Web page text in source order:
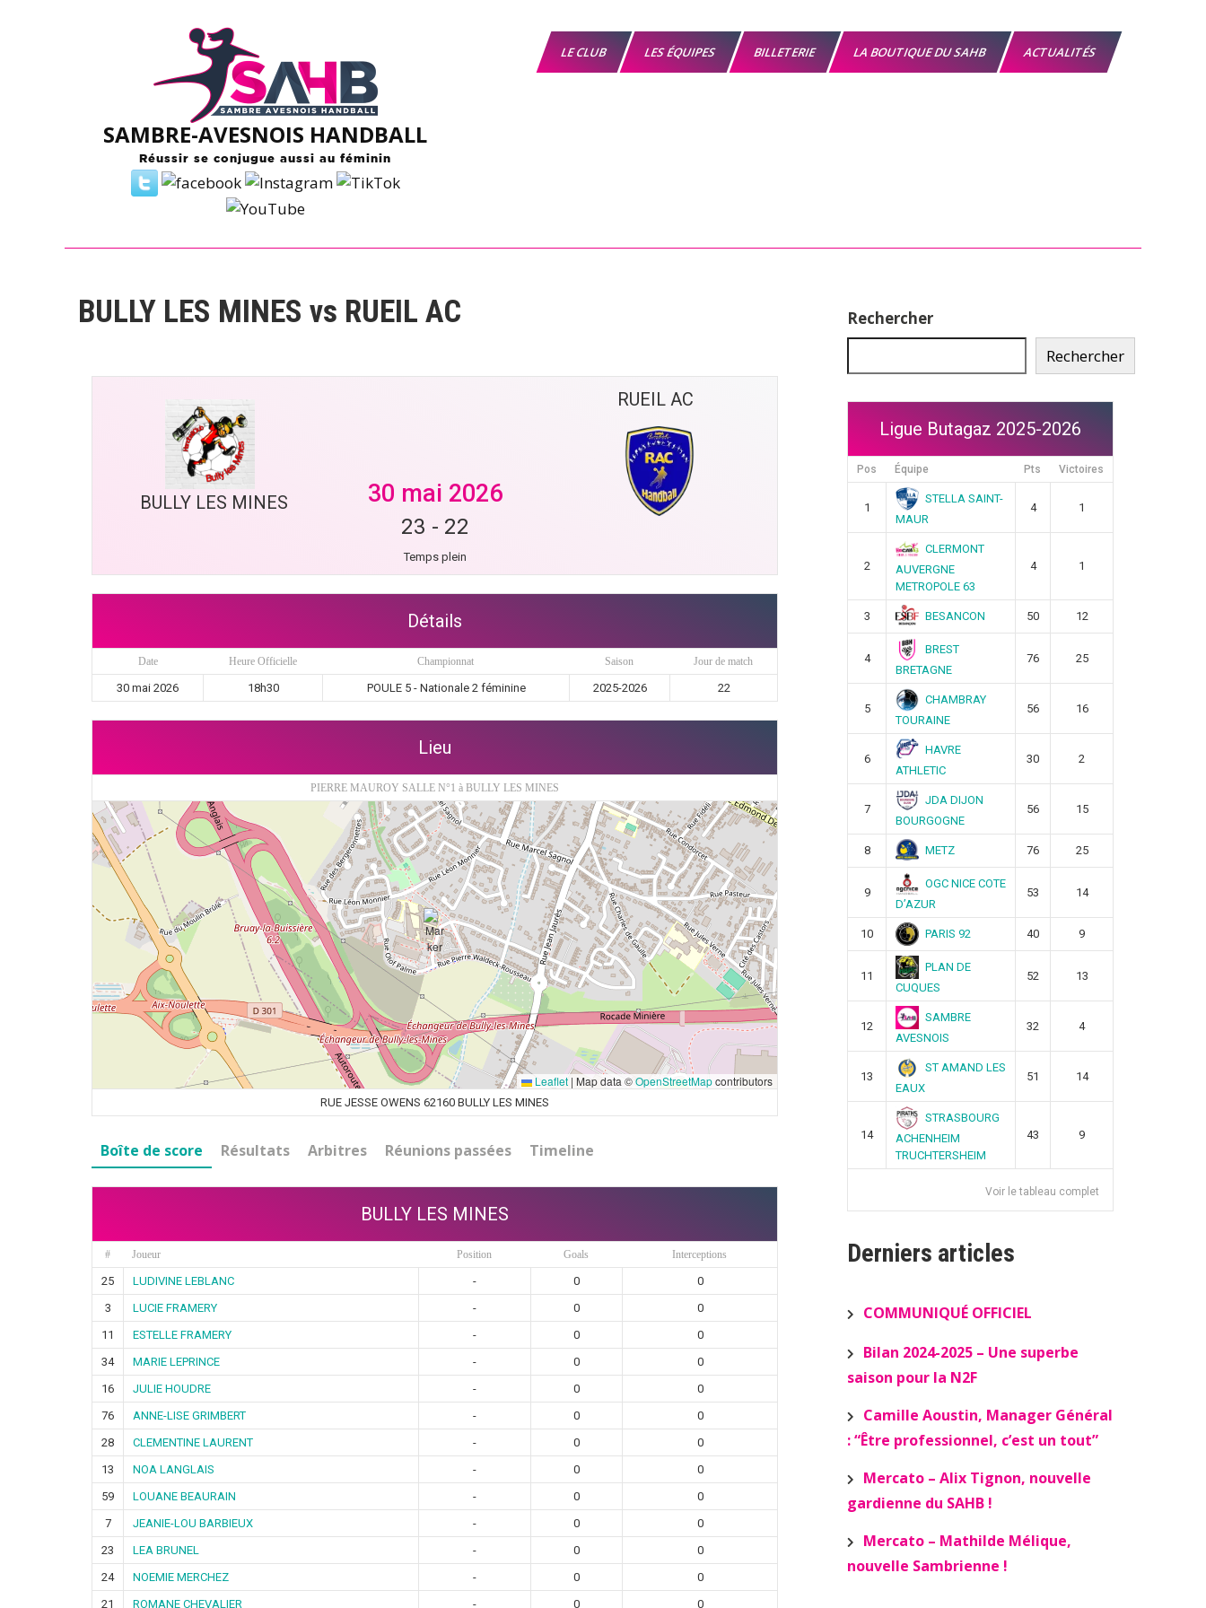
SAMBRE-AVESNOIS HANDBALL
Réussir se conjugue aussi au féminin
LE CLUB LES ÉQUIPES BILLETERIE LA BOUTIQUE DU SAHB ACTUALITÉS
BULLY LES MINES vs RUEIL AC
BULLY LES MINES
RUEIL AC
30 mai 2026
23 - 22
Temps plein
Détails
Date Heure Officielle Championnat Saison Jour de match
30 mai 2026 18h30 POULE 5 - Nationale 2 féminine 2025-2026 22
Lieu
PIERRE MAUROY SALLE N°1 à BULLY LES MINES
Leaflet | Map data ©OpenStreetMapcontributors
RUE JESSE OWENS 62160 BULLY LES MINES
Boîte de score Résultats Arbitres Réunions passées Timeline
BULLY LES MINES
# Joueur Position Goals Interceptions
25 LUDIVINE LEBLANC - 0
0
3
LUCIE FRAMERY - 0
0
11
ESTELLE FRAMERY - 0
0
34
MARIE LEPRINCE - 0
0
16
JULIE HOUDRE - 0
0
76
ANNE-LISE GRIMBERT - 0
0
28
CLEMENTINE LAURENT - 0
0
13
NOA LANGLAIS - 0
0
59
LOUANE BEAURAIN - 0
0
7
JEANIE-LOU BARBIEUX - 0
0
23
LEA BRUNEL - 0
0
24
NOEMIE MERCHEZ - 0
0
21
ROMANE CHEVALIER - 0
0
Rechercher
Rechercher
Ligue Butagaz 2025-2026
Pos Équipe Pts Victoires
1
STELLA SAINT-
MAUR
4 1
2
CLERMONT
AUVERGNE
METROPOLE 63
4 1
3 BESANCON 50 12
4
BREST
BRETAGNE
76 25
5
CHAMBRAY
TOURAINE
56 16
6
HAVRE
ATHLETIC
30 2
7
JDA DIJON
BOURGOGNE
56 15
8 METZ 76 25
9
OGC NICE COTE
D’AZUR
53 14
10 PARIS 92 40 9
11
PLAN DE
CUQUES
52 13
12
SAMBRE
AVESNOIS
32 4
13
ST AMAND LES
EAUX
51 14
14
STRASBOURG
ACHENHEIM
TRUCHTERSHEIM
43 9
Voir le tableau complet
Derniers articles
COMMUNIQUÉ OFFICIEL
Bilan 2024-2025 – Une superbe
saison pour la N2F
Camille Aoustin, Manager Général
: “Être professionnel, c’est un tout”
Mercato – Alix Tignon, nouvelle
gardienne du SAHB !
Mercato – Mathilde Mélique,
nouvelle Sambrienne !